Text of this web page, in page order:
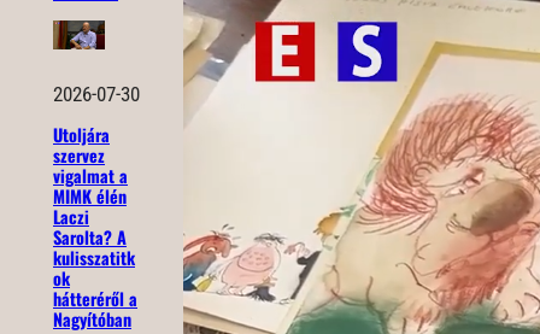
2026-07-30
Utoljára
szervez
vigalmat a
MIMK élén
Laczi
Sarolta? A
kulisszatitk
ok
hátteréről a
Nagyítóban